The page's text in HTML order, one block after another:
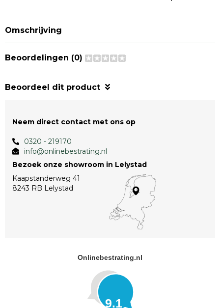
Omschrijving
Beoordelingen (0)
Beoordeel dit product
Neem direct contact met ons op
0320 - 219170
info@onlinebestrating.nl
Bezoek onze showroom in Lelystad
Kaapstanderweg 41
8243 RB Lelystad
Onlinebestrating.nl
9.1